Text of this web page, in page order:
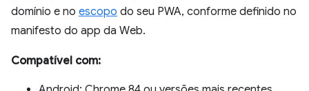
domínio e no escopo do seu PWA, conforme definido no
manifesto do app da Web.
Compatível com: